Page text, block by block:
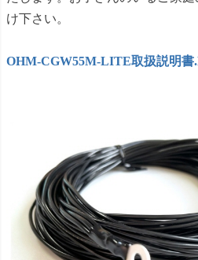
け下さい。
OHM-CGW55M-LITE取扱説明書